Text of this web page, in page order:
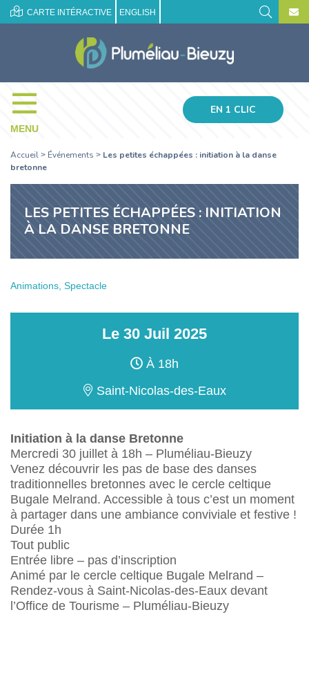
CARTE INTÉRACTIVE ENGLISH
MENU
EN 1 CLIC
Accueil > Événements > Les petites échappées : initiation à la danse
bretonne
LES PETITES ÉCHAPPÉES : INITIATION
À LA DANSE BRETONNE
Animations, Spectacle
Le 30 Juil 2025
À 18h
Saint-Nicolas-des-Eaux
Initiation à la danse Bretonne
Mercredi 30 juillet à 18h – Pluméliau-Bieuzy
Venez découvrir les pas de base des danses
traditionnelles bretonnes avec le cercle celtique
Bugale Melrand. Accessible à tous c’est un moment
à partager dans une ambiance conviviale et festive !
Durée 1h
Tout public
Entrée libre – pas d’inscription
Animé par le cercle celtique Bugale Melrand –
Rendez-vous à Saint-Nicolas-des-Eaux devant
l’Office de Tourisme – Pluméliau-Bieuzy